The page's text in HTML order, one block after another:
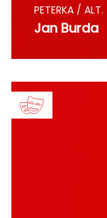
PETERKA / ALT.
Jan Burda